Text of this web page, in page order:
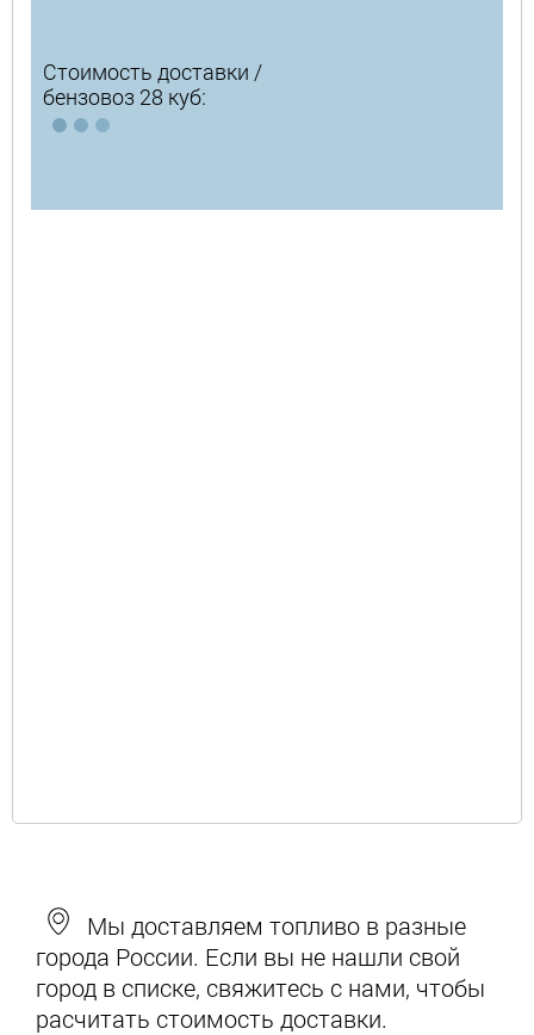
Стоимость доставки /
бензовоз 28 куб:
Мы доставляем топливо в разные
города России. Если вы не нашли свой
город в списке, свяжитесь с нами, чтобы
расчитать стоимость доставки.